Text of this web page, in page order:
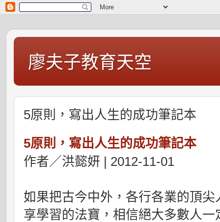
廖夫子教育天空
5原則，寫出人生的成功筆記本
5原則，寫出人生的成功筆記本
作者／洪懿妍 | 2012-11-01
如果把古今中外，各行各業的頂
享學習的法寶，相信絕大多數人